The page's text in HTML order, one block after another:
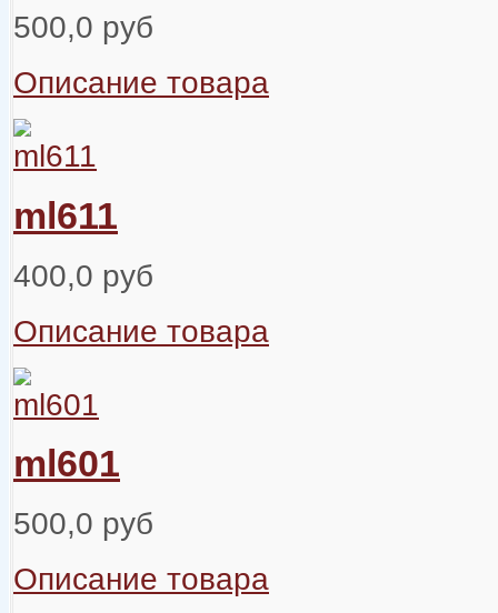
500,0 руб
Описание товара
ml611
400,0 руб
Описание товара
ml601
500,0 руб
Описание товара